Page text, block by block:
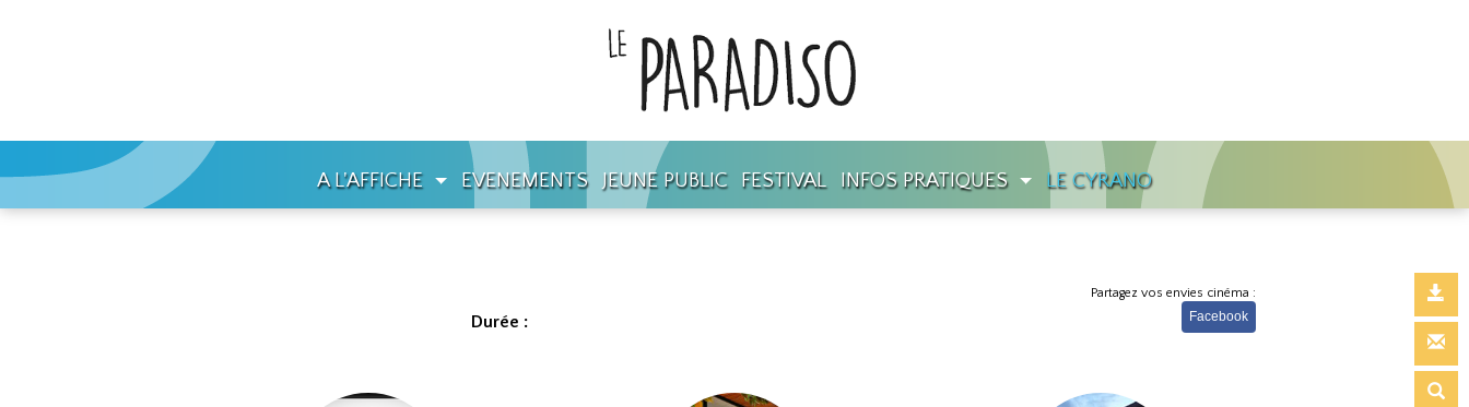
A L'AFFICHE EVENEMENTS JEUNE PUBLIC FESTIVAL INFOS PRATIQUES LE CYRANO
Durée :
Partagez vos envies cinéma :
Facebook